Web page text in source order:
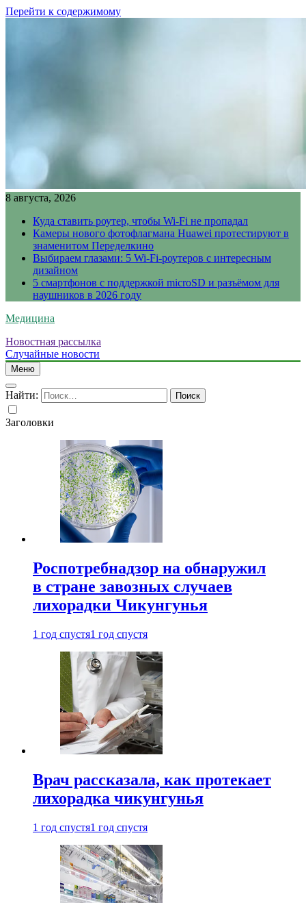
Перейти к содержимому
8 августа, 2026
Куда ставить роутер, чтобы Wi-Fi не пропадал
Камеры нового фотофлагмана Huawei протестируют в
знаменитом Переделкино
Выбираем глазами: 5 Wi-Fi-роутеров с интересным
дизайном
5 смартфонов с поддержкой microSD и разъёмом для
наушников в 2026 году
Медицина
Новостная рассылка
Случайные новости
Меню
Найти:
Заголовки
Роспотребнадзор на обнаружил
в стране завозных случаев
лихорадки Чикунгунья
1 год спустя1 год спустя
Врач рассказала, как протекает
лихорадка чикунгунья
1 год спустя1 год спустя